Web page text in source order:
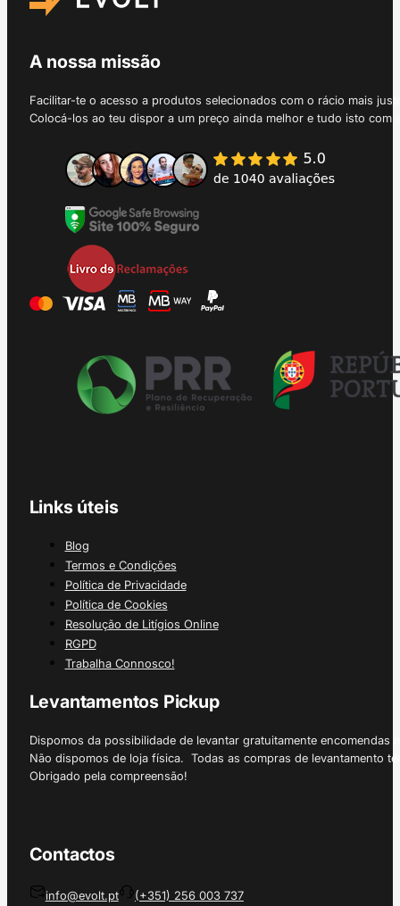
A nossa missão
Facilitar-te o acesso a produtos selecionados com o rácio mais
Colocá-los ao teu dispor a um preço ainda melhor e tudo isto
Links úteis
Blog
Termos e Condições
Política de Privacidade
Política de Cookies
Resolução de Litígios Online
RGPD
Trabalha Connosco!
Levantamentos Pickup
Dispomos da possibilidade de levantar gratuitamente
Não dispomos de loja física. Todas as compras de levantamento
Obrigado pela compreensão!
Contactos
info@evolt.pt
(+351) 256 003 737